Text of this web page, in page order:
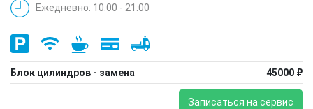
Ежедневно: 10:00 - 21:00
Блок цилиндров - замена 45000 ₽
Записаться на сервис